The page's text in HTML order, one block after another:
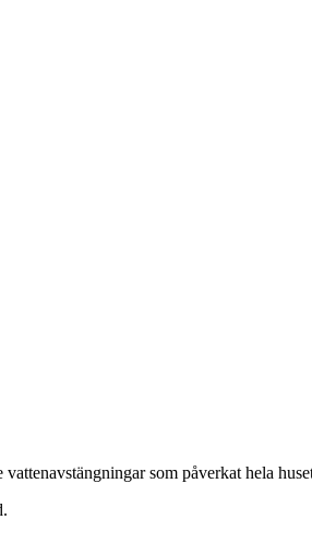
som påverkat hela